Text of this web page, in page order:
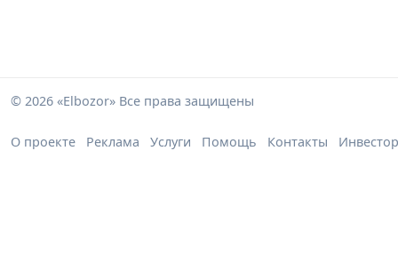
© 2026 «Elbozor» Все права защищены
О проекте Реклама Услуги Помощь Контакты